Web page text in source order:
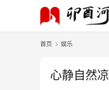
首页 娱乐
心静自然凉